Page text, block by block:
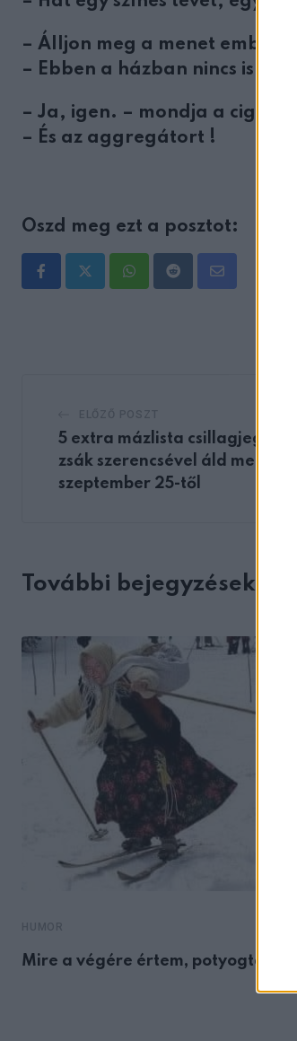
– Álljon meg a menet ember!
– Ebben a házban nincs is
– Ja, igen. – mondja a cigány.
– És az aggregátort !
Oszd meg ezt a posztot:
WhatsappRedditShare
5 extra mázlista csillagjegy,
zsák szerencsével áld meg az
szeptember 25-től
További bejegyzések
Mire a végére értem, potyogtak a